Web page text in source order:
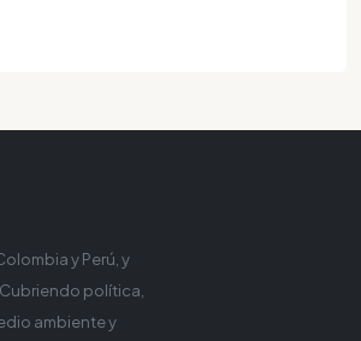
y Perú, y
política,
ambiente y